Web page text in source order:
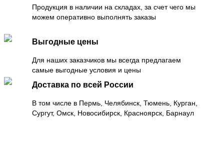
Продукция в наличии на складах, за счет чего мы
можем оперативно выполнять заказы
Выгодные цены
Для наших заказчиков мы всегда предлагаем
самые выгодные условия и цены
Доставка по всей России
В том числе в Пермь, Челябинск, Тюмень, Курган,
Сургут, Омск, Новосибирск, Красноярск, Барнаул